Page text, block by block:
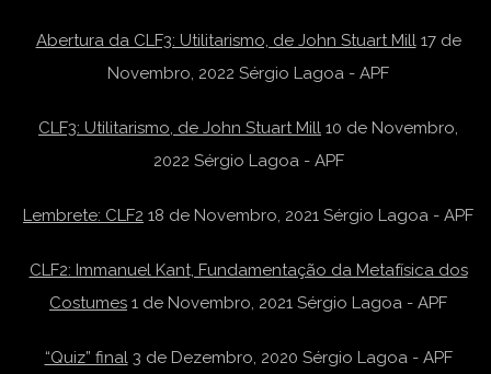
Abertura da CLF3: Utilitarismo, de John Stuart Mill 17 de
Novembro, 2022 Sérgio Lagoa - APF
CLF3: Utilitarismo, de John Stuart Mill 10 de Novembro,
2022 Sérgio Lagoa - APF
Lembrete: CLF2 18 de Novembro, 2021 Sérgio Lagoa - APF
CLF2: Immanuel Kant, Fundamentação da Metafísica dos
Costumes 1 de Novembro, 2021 Sérgio Lagoa - APF
“Quiz” final 3 de Dezembro, 2020 Sérgio Lagoa - APF